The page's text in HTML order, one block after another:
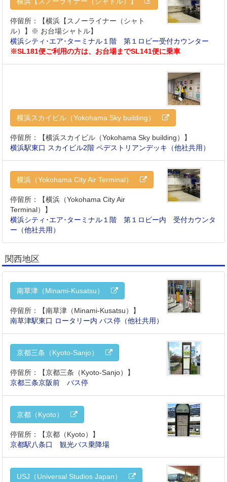
停留所：【横浜【スノーライナー（シャト
ル）】※ お台場シャトル】
横浜シティ･エア･ターミナル１階 第１ロビー受付カウンター
※SL181便ご利用の方は、お台場までSL141便に乗車
横浜スカイビル（Yokohama Sky building）
停留所：【横浜スカイビル（Yokohama Sky building）】
横浜駅東口 スカイビル2階 ペデストリアンデッキ（他社共用）
横浜（Yokohama City Air Terminal）
停留所：【横浜（Yokohama City Air
Terminal）】
横浜シティ･エア･ターミナル１階 第１ロビー内 受付カウンタ
ー（他社共用）
関西地区
南草津（Minami-Kusatsu）
停留所：【南草津（Minami-Kusatsu）】
南草津駅東口 ロータリー内 バス停（他社共用）
京都三条（Kyoto-Sanjo）
停留所：【京都三条（Kyoto-Sanjo）】
京都三条京阪前 バス停
京都（Kyoto）
停留所：【京都（Kyoto）】
京都駅八条口 観光バス乗降場
USJ（Universal Studios Japan）